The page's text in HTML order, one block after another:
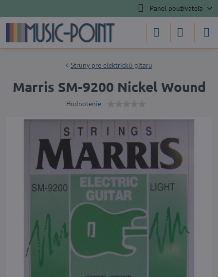
Panel používateľa
Struny pre elektrickú gitaru
Marris SM-9200 Nickel Wound
Hodnotenie